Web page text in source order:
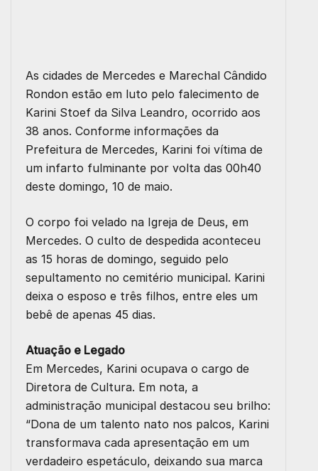
As cidades de Mercedes e Marechal Cândido
Rondon estão em luto pelo falecimento de
Karini Stoef da Silva Leandro, ocorrido aos
38 anos. Conforme informações da
Prefeitura de Mercedes, Karini foi vítima de
um infarto fulminante por volta das 00h40
deste domingo, 10 de maio.
O corpo foi velado na Igreja de Deus, em
Mercedes. O culto de despedida aconteceu
as 15 horas de domingo, seguido pelo
sepultamento no cemitério municipal. Karini
deixa o esposo e três filhos, entre eles um
bebê de apenas 45 dias.
Atuação e Legado
Em Mercedes, Karini ocupava o cargo de
Diretora de Cultura. Em nota, a
administração municipal destacou seu brilho:
“Dona de um talento nato nos palcos, Karini
transformava cada apresentação em um
verdadeiro espetáculo, deixando sua marca